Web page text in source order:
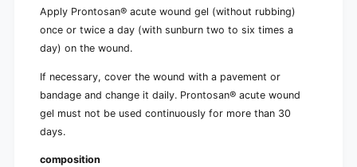
Apply Prontosan® acute wound gel (without rubbing)
once or twice a day (with sunburn two to six times a
day) on the wound.
If necessary, cover the wound with a pavement or
bandage and change it daily. Prontosan® acute wound
gel must not be used continuously for more than 30
days.
composition